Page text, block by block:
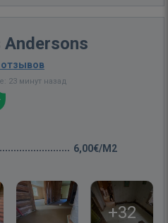
отзывов
23 минут назад
6,00€/M2
+32